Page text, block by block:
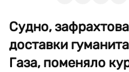
Судно,
доставки
Газа, поменяло